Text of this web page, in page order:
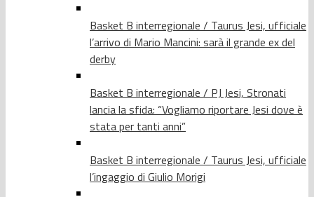
Basket B interregionale / Taurus Jesi, ufficiale
l’arrivo di Mario Mancini: sarà il grande ex del
derby
Basket B interregionale / PJ Jesi, Stronati
lancia la sfida: “Vogliamo riportare Jesi dove è
stata per tanti anni”
Basket B interregionale / Taurus Jesi, ufficiale
l’ingaggio di Giulio Morigi